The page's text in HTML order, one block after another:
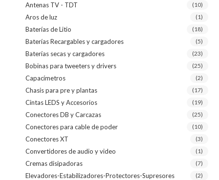
Antenas TV - TDT (10)
Aros de luz (1)
Baterías de Litio (18)
Baterías Recargables y cargadores (5)
Baterías secas y cargadores (23)
Bobinas para tweeters y drivers (25)
Capacímetros (2)
Chasis para pre y plantas (17)
Cintas LEDS y Accesorios (19)
Conectores DB y Carcazas (25)
Conectores para cable de poder (10)
Conectores XT (3)
Convertidores de audio y video (1)
Cremas disipadoras (7)
Elevadores-Estabilizadores-Protectores-Supresores (2)